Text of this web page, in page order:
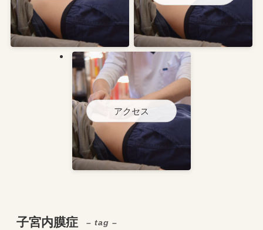
アクセス
子宮内膜症 – tag –